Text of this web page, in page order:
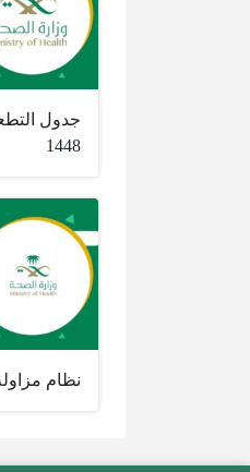
جدول
1448
نظام